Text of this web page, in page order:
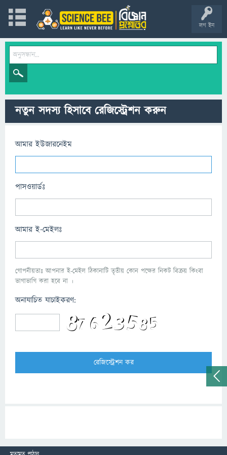
লগ ইন
নতুন সদস্য হিসাবে রেজিস্ট্রেশন করুন
আমার ইউজারনেইম
পাসওয়ার্ডঃ
আমার ই-মেইলঃ
গোপনীয়তাঃ আপনার ই-মেইল ঠিকানাটি তৃতীয় কোন পক্ষের নিকট বিক্রয় কিংবা
ভাগাভাগি করা হবে না ।
অনাযাচিত যাচাইকরণ: